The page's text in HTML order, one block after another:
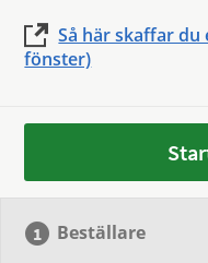
Så här skaffar
fönster)
Beställare